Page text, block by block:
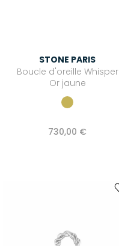
STONE PARIS
Boucle d'oreille Whisper
Or jaune
730,00 €